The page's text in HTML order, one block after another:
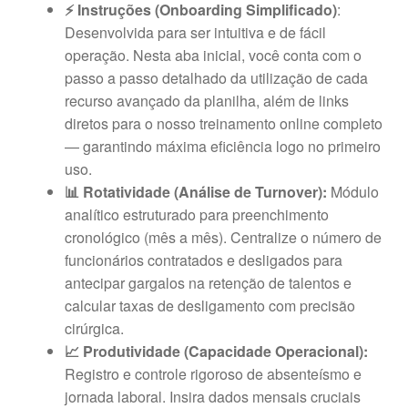
⚡ Instruções (Onboarding Simplificado):
Desenvolvida para ser intuitiva e de fácil
operação. Nesta aba inicial, você conta com o
passo a passo detalhado da utilização de cada
recurso avançado da planilha, além de links
diretos para o nosso treinamento online completo
— garantindo máxima eficiência logo no primeiro
uso.
📊 Rotatividade (Análise de Turnover): Módulo
analítico estruturado para preenchimento
cronológico (mês a mês). Centralize o número de
funcionários contratados e desligados para
antecipar gargalos na retenção de talentos e
calcular taxas de desligamento com precisão
cirúrgica.
📈 Produtividade (Capacidade Operacional):
Registro e controle rigoroso de absenteísmo e
jornada laboral. Insira dados mensais cruciais